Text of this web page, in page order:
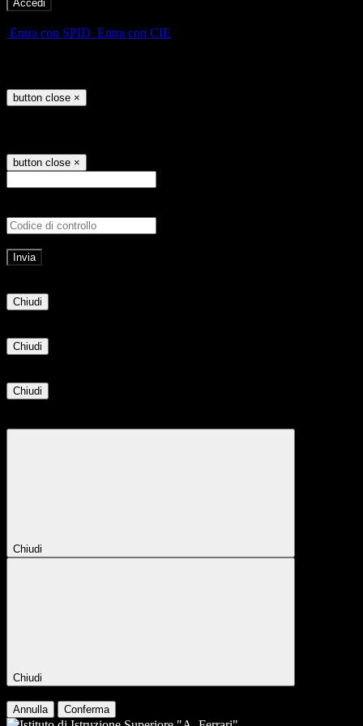
Entra con SPID Entra con CIE
button close ×
button close ×
Chiudi
Chiudi
Chiudi
Chiudi
Chiudi
Annulla Conferma